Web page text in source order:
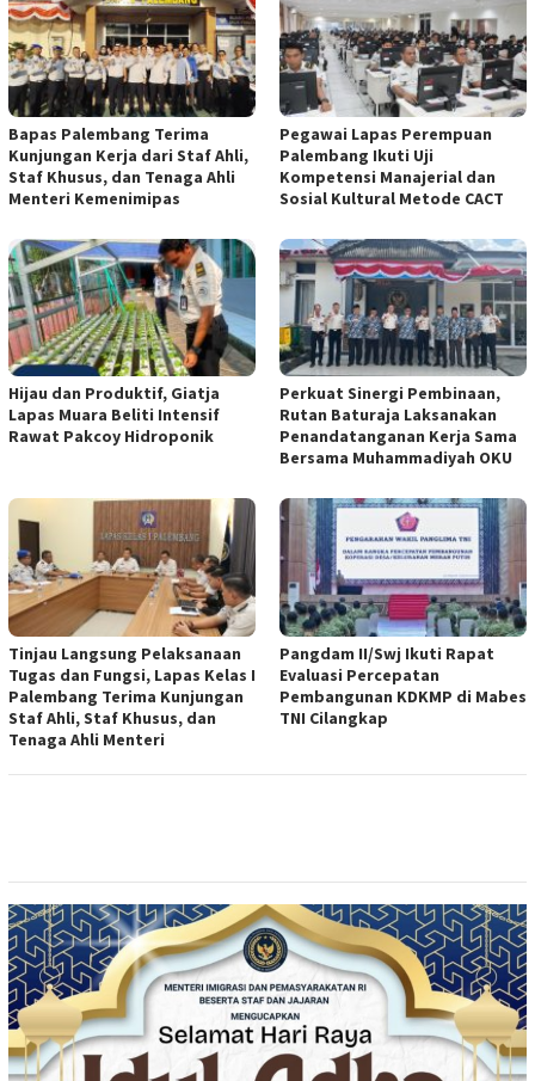
Bapas Palembang Terima
Kunjungan Kerja dari Staf Ahli,
Staf Khusus, dan Tenaga Ahli
Menteri Kemenimipas
Pegawai Lapas Perempuan
Palembang Ikuti Uji
Kompetensi Manajerial dan
Sosial Kultural Metode CACT
Hijau dan Produktif, Giatja
Lapas Muara Beliti Intensif
Rawat Pakcoy Hidroponik
Perkuat Sinergi Pembinaan,
Rutan Baturaja Laksanakan
Penandatanganan Kerja Sama
Bersama Muhammadiyah OKU
Tinjau Langsung Pelaksanaan
Tugas dan Fungsi, Lapas Kelas I
Palembang Terima Kunjungan
Staf Ahli, Staf Khusus, dan
Tenaga Ahli Menteri
Pangdam II/Swj Ikuti Rapat
Evaluasi Percepatan
Pembangunan KDKMP di Mabes
TNI Cilangkap